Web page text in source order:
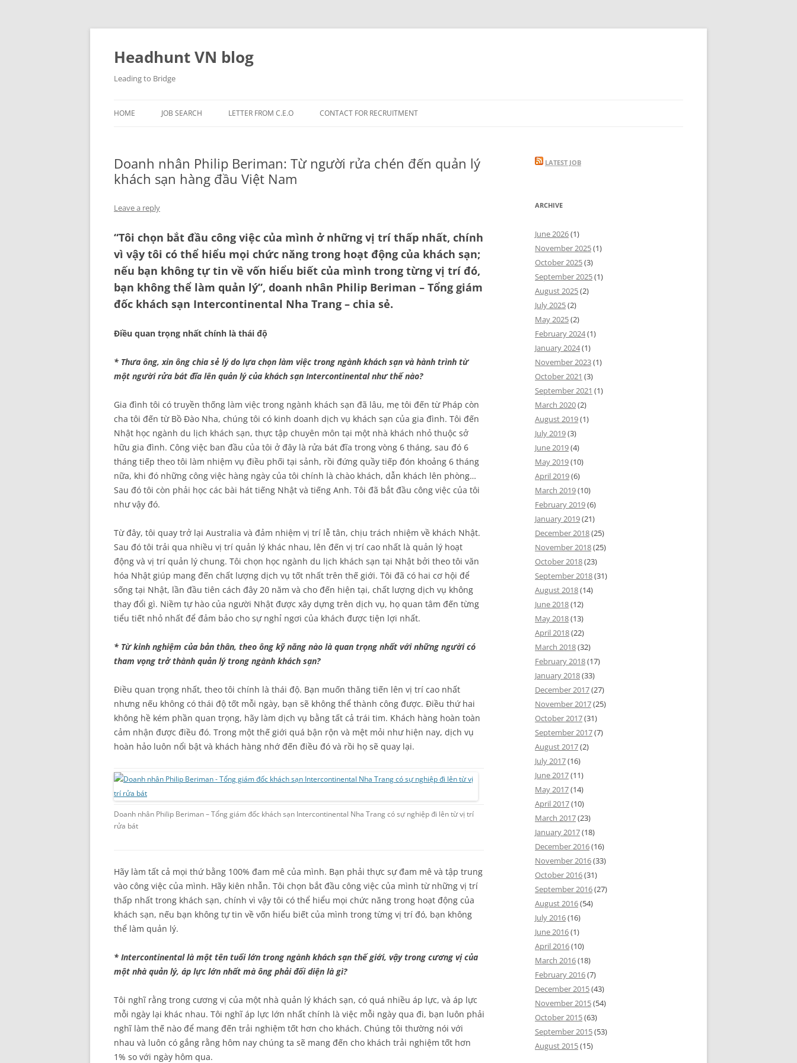
Skip
Headhunt VN blog
Leading to Bridge
HOME JOB SEARCH LETTER FROM C.E.O CONTACT FOR RECRUITMENT
Doanh nhân Philip Beriman: Từ người rửa chén đến quản lý
khách sạn hàng đầu Việt Nam
Leave a reply
“Tôi chọn bắt đầu công việc của mình ở những vị trí thấp nhất, chính
vì vậy tôi có thể hiểu mọi chức năng trong hoạt động của khách sạn;
nếu bạn không tự tin về vốn hiểu biết của mình trong từng vị trí đó,
bạn không thể làm quản lý”, doanh nhân Philip Beriman – Tổng giám
đốc khách sạn Intercontinental Nha Trang – chia sẻ.
Điều quan trọng nhất chính là thái độ
* Thưa ông, xin ông chia sẻ lý do lựa chọn làm việc trong ngành khách sạn và hành trình từ
một người rửa bát đĩa lên quản lý của khách sạn Intercontinental như thế nào?
Gia đình tôi có truyền thống làm việc trong ngành khách sạn đã lâu, mẹ tôi đến từ Pháp còn
cha tôi đến từ Bồ Đào Nha, chúng tôi có kinh doanh dịch vụ khách sạn của gia đình. Tôi đến
Nhật học ngành du lịch khách sạn, thực tập chuyên môn tại một nhà khách nhỏ thuộc sở
hữu gia đình. Công việc ban đầu của tôi ở đây là rửa bát đĩa trong vòng 6 tháng, sau đó 6
tháng tiếp theo tôi làm nhiệm vụ điều phối tại sảnh, rồi đứng quầy tiếp đón khoảng 6 tháng
nữa, khi đó những công việc hàng ngày của tôi chính là chào khách, dẫn khách lên phòng…
Sau đó tôi còn phải học các bài hát tiếng Nhật và tiếng Anh. Tôi đã bắt đầu công việc của tôi
như vậy đó.
Từ đây, tôi quay trở lại Australia và đảm nhiệm vị trí lễ tân, chịu trách nhiệm về khách Nhật.
Sau đó tôi trải qua nhiều vị trí quản lý khác nhau, lên đến vị trí cao nhất là quản lý hoạt
động và vị trí quản lý chung. Tôi chọn học ngành du lịch khách sạn tại Nhật bởi theo tôi văn
hóa Nhật giúp mang đến chất lượng dịch vụ tốt nhất trên thế giới. Tôi đã có hai cơ hội để
sống tại Nhật, lần đầu tiên cách đây 20 năm và cho đến hiện tại, chất lượng dịch vụ không
thay đổi gì. Niềm tự hào của người Nhật được xây dựng trên dịch vụ, họ quan tâm đến từng
tiểu tiết nhỏ nhất để đảm bảo cho sự nghỉ ngơi của khách được tiện lợi nhất.
* Từ kinh nghiệm của bản thân, theo ông kỹ năng nào là quan trọng nhất với những người có
tham vọng trở thành quản lý trong ngành khách sạn?
Điều quan trọng nhất, theo tôi chính là thái độ. Bạn muốn thăng tiến lên vị trí cao nhất
nhưng nếu không có thái độ tốt mỗi ngày, bạn sẽ không thể thành công được. Điều thứ hai
không hề kém phần quan trọng, hãy làm dịch vụ bằng tất cả trái tim. Khách hàng hoàn toàn
cảm nhận được điều đó. Trong một thế giới quá bận rộn và mệt mỏi như hiện nay, dịch vụ
hoàn hảo luôn nổi bật và khách hàng nhớ đến điều đó và rồi họ sẽ quay lại.
Doanh nhân Philip Beriman – Tổng giám đốc khách sạn Intercontinental Nha Trang có sự nghiệp đi lên từ vị trí
rửa bát
Hãy làm tất cả mọi thứ bằng 100% đam mê của mình. Bạn phải thực sự đam mê và tập trung
vào công việc của mình. Hãy kiên nhẫn. Tôi chọn bắt đầu công việc của mình từ những vị trí
thấp nhất trong khách sạn, chính vì vậy tôi có thể hiểu mọi chức năng trong hoạt động của
khách sạn, nếu bạn không tự tin về vốn hiểu biết của mình trong từng vị trí đó, bạn không
thể làm quản lý.
* Intercontinental là một tên tuổi lớn trong ngành khách sạn thế giới, vậy trong cương vị của
một nhà quản lý, áp lực lớn nhất mà ông phải đối diện là gì?
Tôi nghĩ rằng trong cương vị của một nhà quản lý khách sạn, có quá nhiều áp lực, và áp lực
mỗi ngày lại khác nhau. Tôi nghĩ áp lực lớn nhất chính là việc mỗi ngày qua đi, bạn luôn phải
nghĩ làm thế nào để mang đến trải nghiệm tốt hơn cho khách. Chúng tôi thường nói với
nhau và luôn có gắng rằng hôm nay chúng ta sẽ mang đến cho khách trải nghiệm tốt hơn
1% so với ngày hôm qua.
LATEST JOB
ARCHIVE
June 2026(1)
November 2025(1)
October 2025(3)
September 2025(1)
August 2025(2)
July 2025(2)
May 2025(2)
February 2024(1)
January 2024(1)
November 2023(1)
October 2021 (3)
September 2021 (1)
March 2020(2)
August 2019(1)
July 2019(3)
June 2019(4)
May 2019(10)
April 2019(6)
March 2019(10)
February 2019(6)
January 2019(21)
December 2018(25)
November 2018(25)
October 2018(23)
September 2018(31)
August 2018(14)
June 2018(12)
May 2018(13)
April 2018(22)
March 2018(32)
February 2018(17)
January 2018(33)
December 2017(27)
November 2017(25)
October 2017(31)
September 2017(7)
August 2017(2)
July 2017(16)
June 2017(11)
May 2017(14)
April 2017(10)
March 2017(23)
January 2017(18)
December 2016(16)
November 2016(33)
October 2016(31)
September 2016(27)
August 2016(54)
July 2016(16)
June 2016(1)
April 2016(10)
March 2016(18)
February 2016(7)
December 2015(43)
November 2015(54)
October 2015(63)
September 2015(53)
August 2015(15)